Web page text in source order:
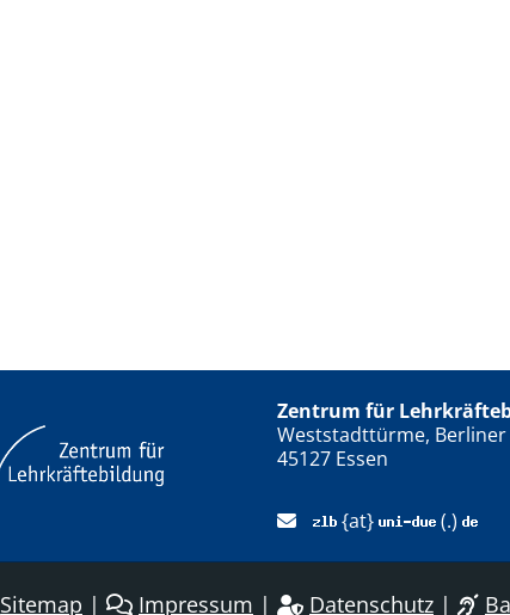
Zentrum für
Weststadttürme, Berliner
45127 Essen
{at} (.)
Sitemap | Impressum | Datenschutz |